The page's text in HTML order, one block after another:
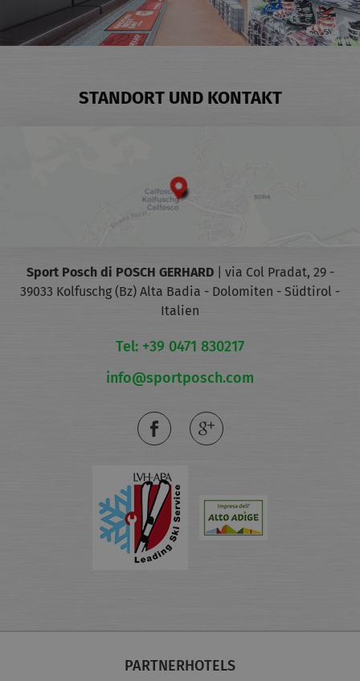
STANDORT UND KONTAKT
Sport Posch di POSCH GERHARD| via Col Pradat, 29 -
39033 Kolfuschg (Bz) Alta Badia - Dolomiten - Südtirol -
Italien
Tel: +39 0471 830217
info@sportposch.com
PARTNERHOTELS